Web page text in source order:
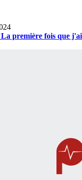
première fois que j'ai